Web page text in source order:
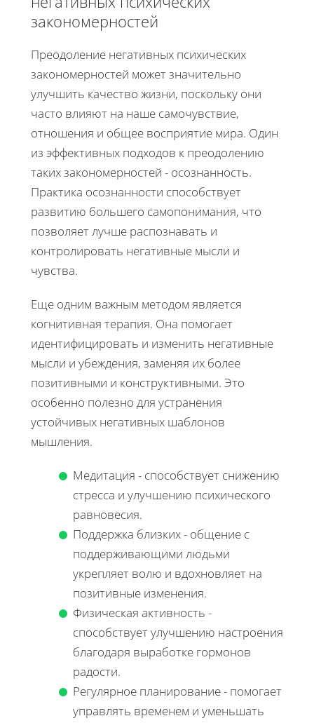
закономерностей
Преодоление негативных психических
закономерностей может значительно
улучшить качество жизни, поскольку они
часто влияют на наше самочувствие,
отношения и общее восприятие мира. Один
из эффективных подходов к преодолению
таких закономерностей - осознанность.
Практика осознанности способствует
развитию большего самопонимания, что
позволяет лучше распознавать и
контролировать негативные мысли и
чувства.
Еще одним важным методом является
когнитивная терапия. Она помогает
идентифицировать и изменить негативные
мысли и убеждения, заменяя их более
позитивными и конструктивными. Это
особенно полезно для устранения
устойчивых негативных шаблонов
мышления.
Медитация - способствует снижению
стресса и улучшению психического
равновесия.
Поддержка близких - общение с
поддерживающими людьми
укрепляет волю и вдохновляет на
позитивные изменения.
Физическая активность -
способствует улучшению настроения
благодаря выработке гормонов
радости.
Регулярное планирование - помогает
управлять временем и уменьшать